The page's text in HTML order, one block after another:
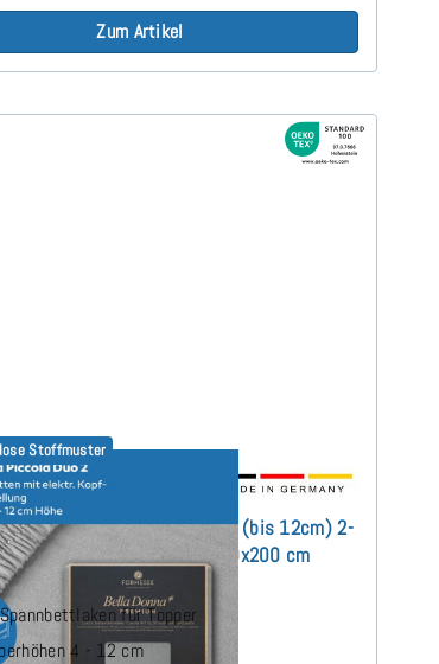
Zum Artikel
Stoffmuster
Premium La Piccola DUO2 (bis 12cm) 2-
Topper Spannbettlaken 180x200 cm
für Topper
4 - 12 cm